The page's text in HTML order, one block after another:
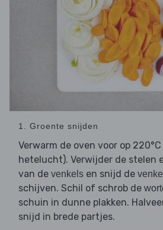
1. Groente snijden
Verwarm de oven voor op
hetelucht). Verwijder de stelen
van de venkels en snijd de
schijven. Schil of schrob de
schuin in dunne plakken.
snijd in brede partjes.